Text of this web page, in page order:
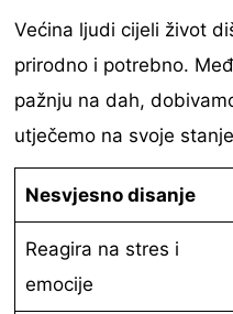
Većina ljudi cijeli život
prirodno i potrebno.
pažnju na dah,
utječemo na svoje
Nesvjesno disanje
Reagira na stres i
emocije